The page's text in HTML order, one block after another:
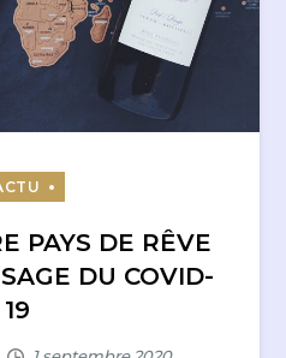
PAYS DE RÊVE
DU COVID-
19